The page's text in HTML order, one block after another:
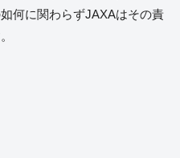
何に関わらずJAXAはその責